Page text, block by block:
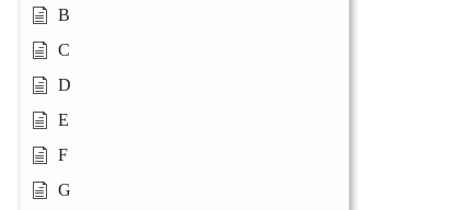
B
C
D
E
F
G